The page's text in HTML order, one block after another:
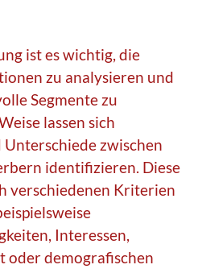
ist es wichtig, die
zu analysieren und
Segmente zu
lassen sich
zwischen
identifizieren. Diese
verschiedenen Kriterien
Interessen,
oder demografischen